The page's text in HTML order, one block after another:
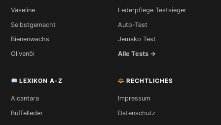
Vaseline
Selbstgemacht
Bienenwachs
Olivenöl
Lederpflege Testsieger
Auto-Test
Jemako Test
Alle Tests →
LEXIKON A-Z
Alcantara
Büffelleder
RECHTLICHES
Impressum
Datenschutz